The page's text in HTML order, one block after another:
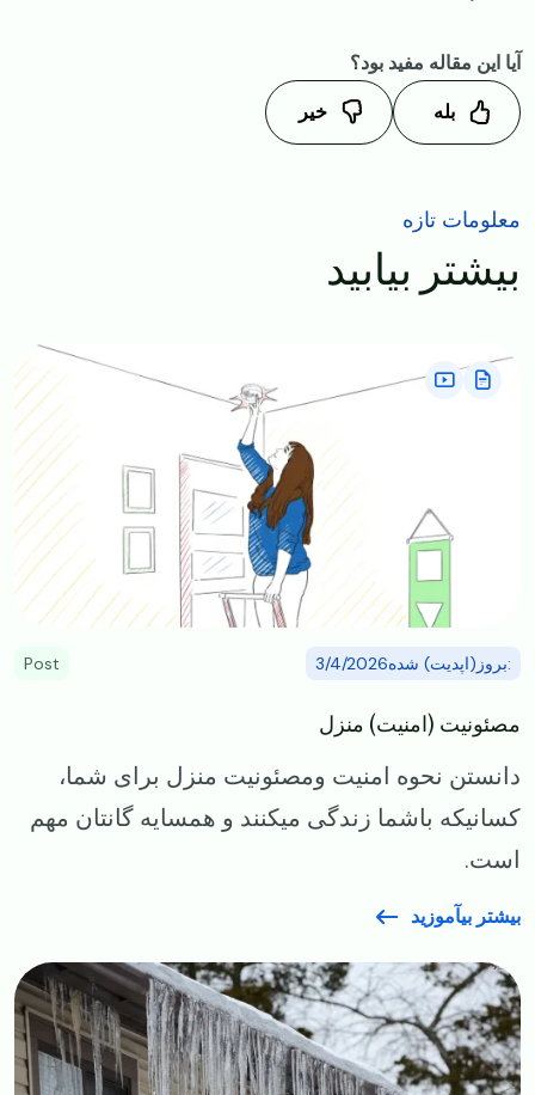
آیا این مقاله مفید بود؟
بله
خیر
معلومات تازه
بیشتر بیابید
Image
:بروز(اپدیت) شده3/4/2026 Post
مصئونیت (امنیت) منزل
دانستن نحوه امنیت ومصئونیت منزل برای شما،
کسانیکه باشما زندگی میکنند و همسایه گانتان مهم
است.
بیشتر بیآموزید
Image